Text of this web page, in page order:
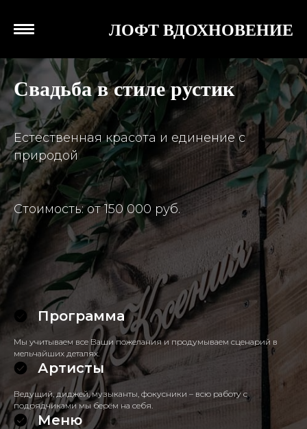
ЛОФТ ВДОХНОВЕНИЕ
Свадьба в стиле рустик
Естественная красота и единение с
природой
Стоимость: от 150 000 руб.
Программа
Мы учитываем все Ваши пожелания и продумываем сценарий в
мельчайших деталях.
Артисты
Ведущий, диджей, музыканты, фокусники – всю работу с
подрядчиками мы берём на себя.
Меню